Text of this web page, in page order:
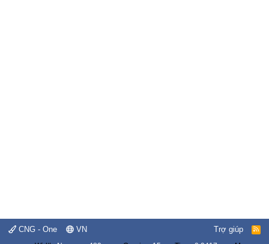
CNG - One VN Trợ giúp
R